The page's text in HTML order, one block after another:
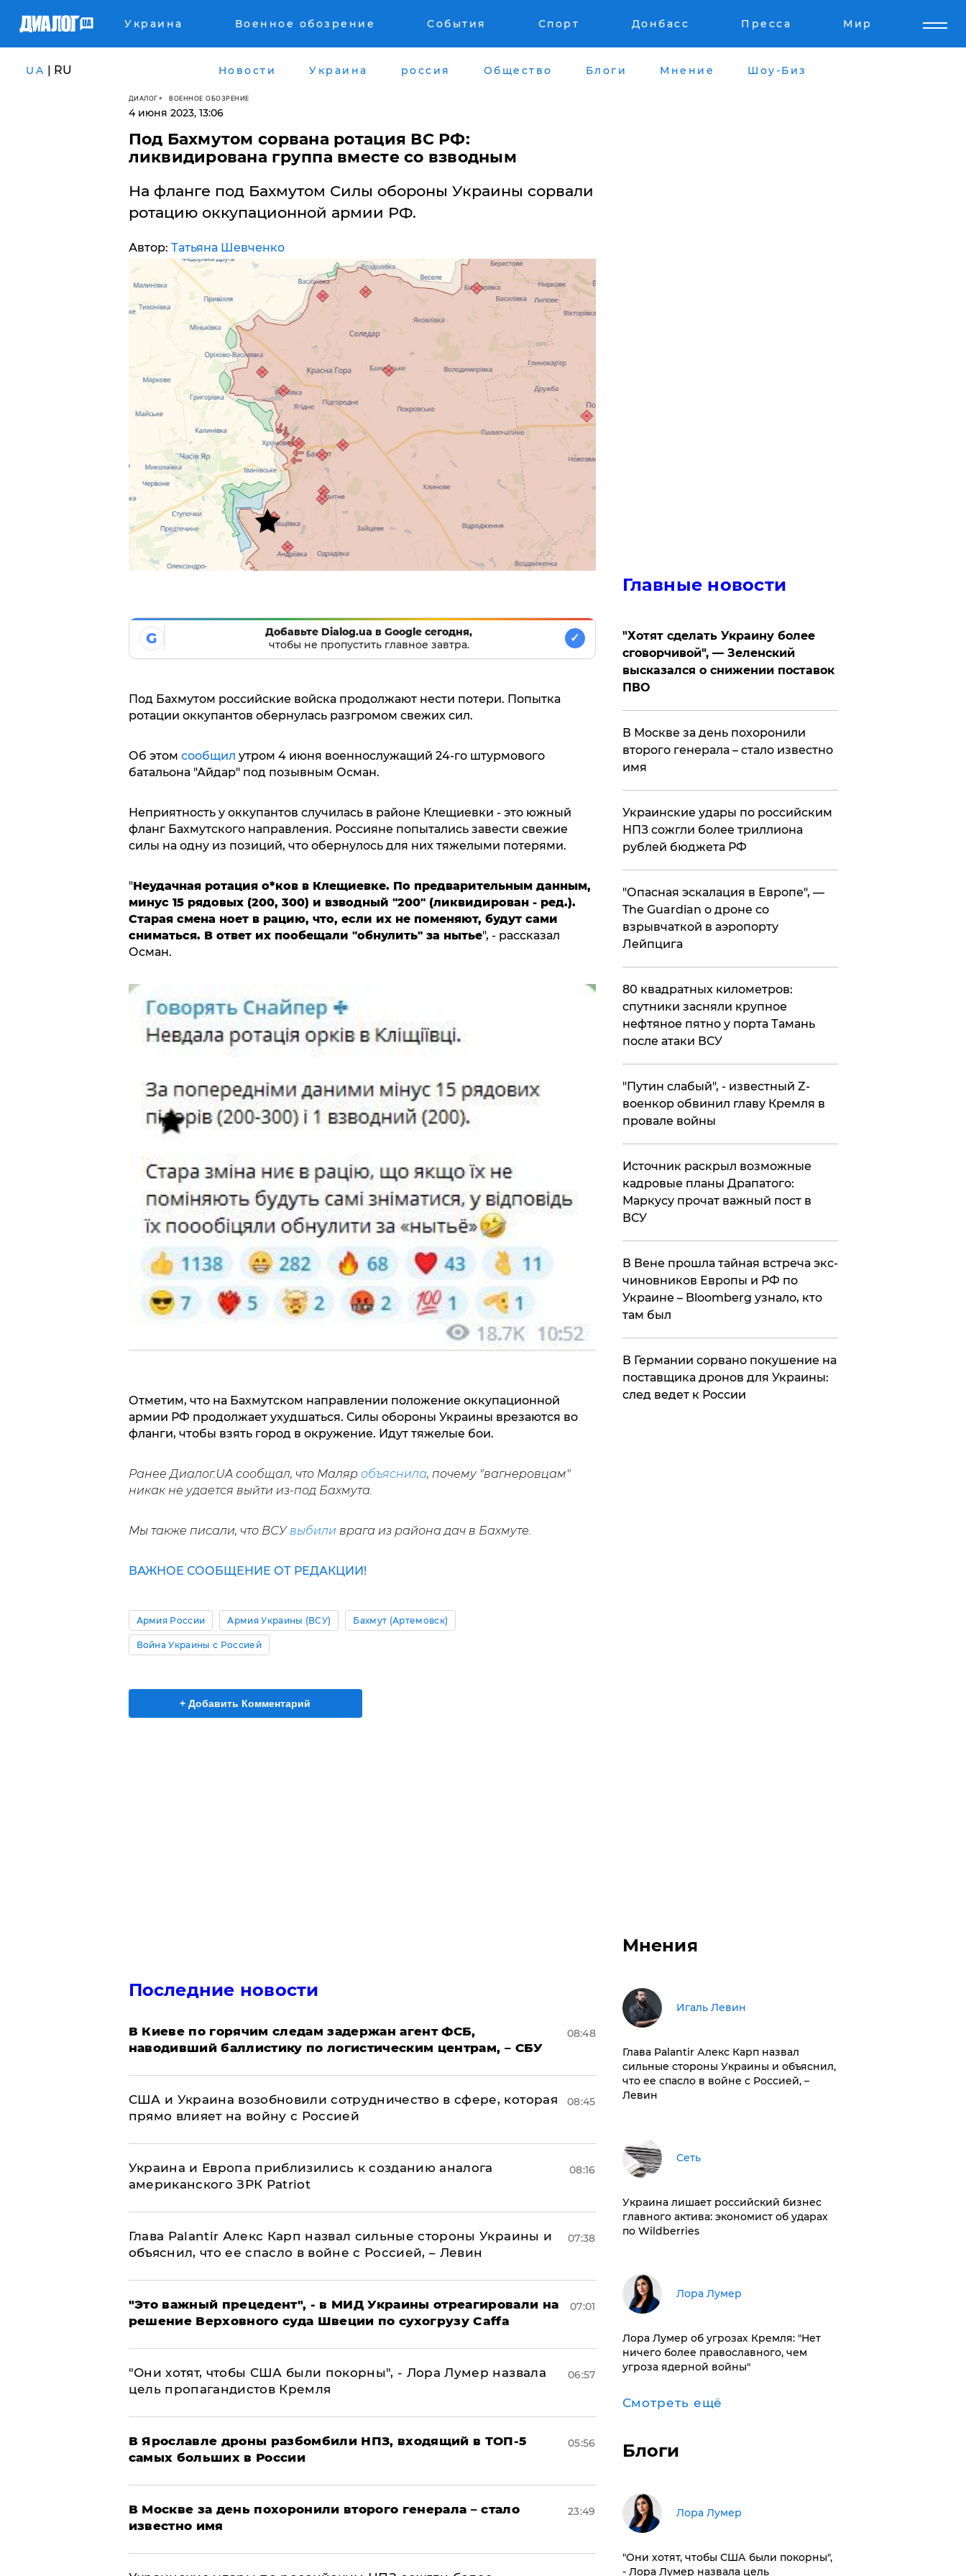
Украина Военное обозрение События Спорт Донбасс Пресса Мир
UA | RU Новости Украина россия Общество Блоги Мнение Шоу-Биз
ДИАЛОГ ВОЕННОЕ ОБОЗРЕНИЕ
4 июня 2023, 13:06
​Под Бахмутом сорвана ротация ВС РФ:
ликвидирована группа вместе со взводным
На фланге под Бахмутом Силы обороны Украины сорвали
ротацию оккупационной армии РФ.
Автор: Татьяна Шевченко
G
Добавьте Dialog.ua в Google сегодня,
чтобы не пропустить главное завтра.
✓
Под Бахмутом российские войска продолжают нести потери. Попытка
ротации оккупантов обернулась разгромом свежих сил.
Об этом сообщил утром 4 июня военнослужащий 24-го штурмового
батальона "Айдар" под позывным Осман.
Неприятность у оккупантов случилась в районе Клещиевки - это южный
фланг Бахмутского направления. Россияне попытались завести свежие
силы на одну из позиций, что обернулось для них тяжелыми потерями.
"Неудачная ротация о*ков в Клещиевке. По предварительным данным,
минус 15 рядовых (200, 300) и взводный "200" (ликвидирован - ред.).
Старая смена ноет в рацию, что, если их не поменяют, будут сами
сниматься. В ответ их пообещали "обнулить" за нытье", - рассказал
Осман.
Отметим, что на Бахмутском направлении положение оккупационной
армии РФ продолжает ухудшаться. Силы обороны Украины врезаются во
фланги, чтобы взять город в окружение. Идут тяжелые бои.
Ранее Диалог.UA сообщал, что Маляр объяснила, почему "вагнеровцам"
никак не удается выйти из-под Бахмута.
Мы также писали, что ВСУ выбили врага из района дач в Бахмуте.
ВАЖНОЕ СООБЩЕНИЕ ОТ РЕДАКЦИИ!
Армия России Армия Украины (ВСУ) Бахмут (Артемовск)
Война Украины с Россией
+ Добавить Комментарий
Последние новости
В Киеве по горячим следам задержан агент ФСБ,
наводивший баллистику по логистическим центрам, – СБУ
08:48
США и Украина возобновили сотрудничество в сфере, которая
прямо влияет на войну с Россией
08:45
Украина и Европа приблизились к созданию аналога
американского ЗРК Patriot
08:16
Глава Palantir Алекс Карп назвал сильные стороны Украины и
объяснил, что ее спасло в войне с Россией, – Левин
07:38
"Это важный прецедент", - в МИД Украины отреагировали на
решение Верховного суда Швеции по сухогрузу Caffa
07:01
"Они хотят, чтобы США были покорны", - Лора Лумер назвала
цель пропагандистов Кремля
06:57
В Ярославле дроны разбомбили НПЗ, входящий в ТОП-5
самых больших в России
05:56
В Москве за день похоронили второго генерала – стало
известно имя
23:49
Главные новости
​"Хотят сделать Украину более
сговорчивой", — Зеленский
высказался о снижении поставок
ПВО
В Москве за день похоронили
второго генерала – стало известно
имя
Украинские удары по российским
НПЗ сожгли более триллиона
рублей бюджета РФ
"Опасная эскалация в Европе", —
The Guardian о дроне со
взрывчаткой в аэропорту
Лейпцига
80 квадратных километров:
спутники засняли крупное
нефтяное пятно у порта Тамань
после атаки ВСУ
​"Путин слабый", - известный Z-
военкор обвинил главу Кремля в
провале войны
​Источник раскрыл возможные
кадровые планы Драпатого:
Маркусу прочат важный пост в
ВСУ
В Вене прошла тайная встреча экс-
чиновников Европы и РФ по
Украине – Bloomberg узнало, кто
там был
​В Германии сорвано покушение на
поставщика дронов для Украины:
след ведет к России
Мнения
Игаль Левин
Глава Palantir Алекс Карп назвал
сильные стороны Украины и объяснил,
что ее спасло в войне с Россией, –
Левин
Сеть
​Украина лишает российский бизнес
главного актива: экономист об ударах
по Wildberries
​Лора Лумер
Лора Лумер об угрозах Кремля: "Нет
ничего более православного, чем
угроза ядерной войны"
Смотреть ещё
Блоги
​Лора Лумер
"Они хотят, чтобы США были покорны",
- Лора Лумер назвала цель